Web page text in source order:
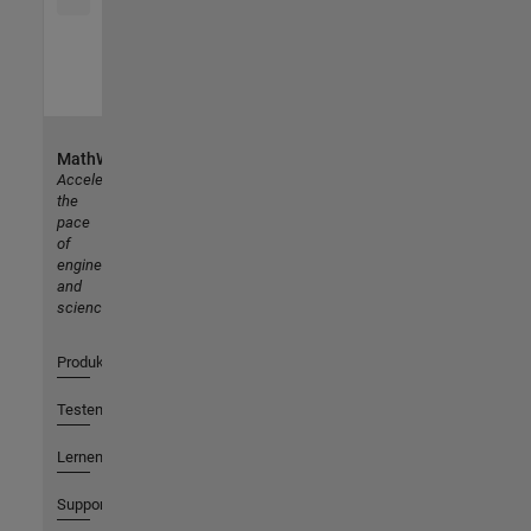
MathWorks
Accelerating
the
pace
of
engineering
and
science
Produkte
Testen oder Kaufen
Lernen
Support